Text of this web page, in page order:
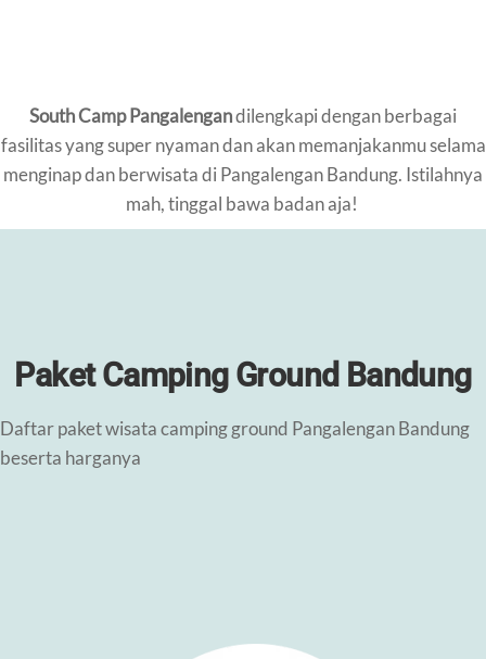
South Camp Pangalengandilengkapi dengan berbagai
fasilitas yang super nyaman dan akan memanjakanmu selama
menginap dan berwisata di Pangalengan Bandung. Istilahnya
mah, tinggal bawa badan aja!
Paket Camping Ground Bandung
Daftar paket wisata camping ground Pangalengan Bandung
beserta harganya